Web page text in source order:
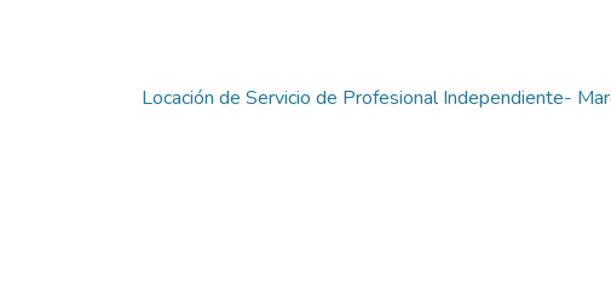
Locación de Servicio de Profesional Independiente-